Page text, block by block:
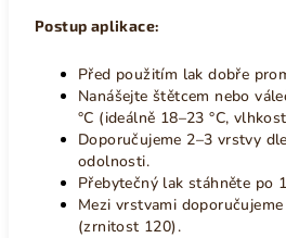
Postup aplikace:
Před použitím lak dobře
Nanášejte štětcem nebo
°C (ideálně 18–23 °C,
Doporučujeme 2–3 vrstvy
odolnosti.
Přebytečný lak stáhněte po
Mezi vrstvami
(zrnitost 120).